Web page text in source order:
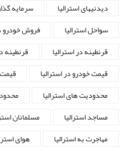
دیدنیهای استرالیا
سرمایه
سواحل استرالیا
فروش خودرو
قرنطینه در استرالیا
قرنطینه
قیمت خودرو در استرالیا
محدودیت های استرالیا
مساجد استرالیا
مسلمانان
مهاجرت به استرالیا
هوای